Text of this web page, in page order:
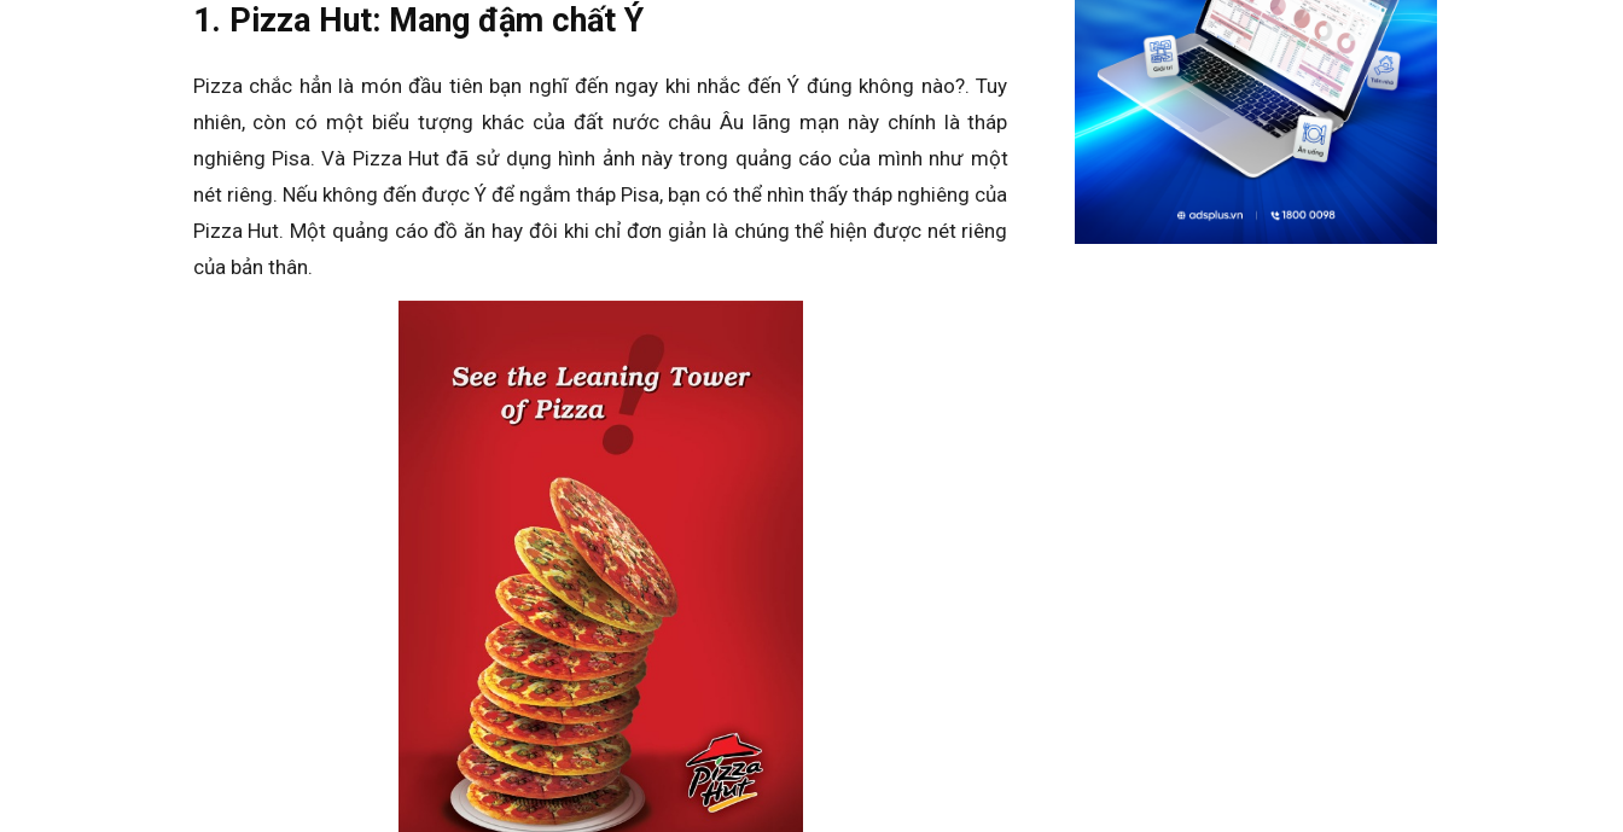
1. Pizza Hut: Mang đậm chất Ý
Pizza chắc hẳn là món đầu tiên bạn nghĩ đến ngay khi nhắc đến Ý đúng không nào?. Tuy
nhiên, còn có một biểu tượng khác của đất nước châu Âu lãng mạn này chính là tháp
nghiêng Pisa. Và Pizza Hut đã sử dụng hình ảnh này trong quảng cáo của mình như một
nét riêng. Nếu không đến được Ý để ngắm tháp Pisa, bạn có thể nhìn thấy tháp nghiêng của
Pizza Hut. Một quảng cáo đồ ăn hay đôi khi chỉ đơn giản là chúng thể hiện được nét riêng
của bản thân.